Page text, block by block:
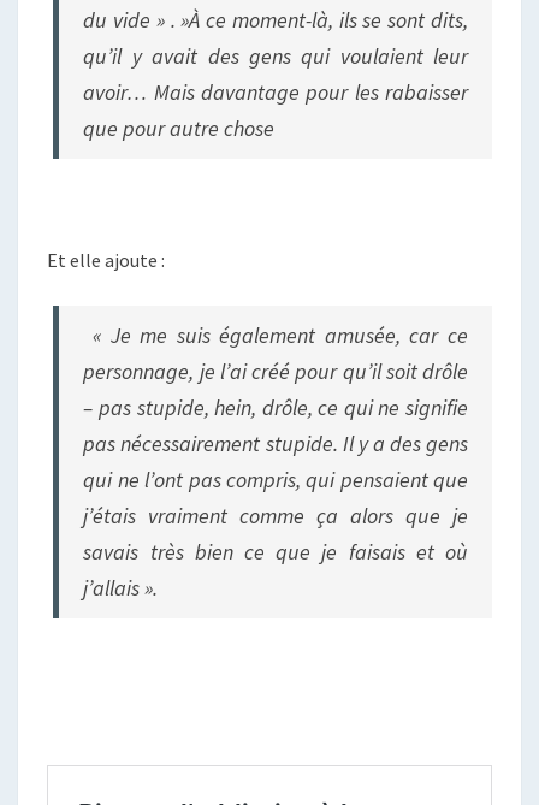
du vide » . »À ce moment-là, ils se sont dits,
qu’il y avait des gens qui voulaient leur
avoir… Mais davantage pour les rabaisser
que pour autre chose
Et elle ajoute :
« Je me suis également amusée, car ce
personnage, je l’ai créé pour qu’il soit drôle
– pas stupide, hein, drôle, ce qui ne signifie
pas nécessairement stupide. Il y a des gens
qui ne l’ont pas compris, qui pensaient que
j’étais vraiment comme ça alors que je
savais très bien ce que je faisais et où
j’allais ».